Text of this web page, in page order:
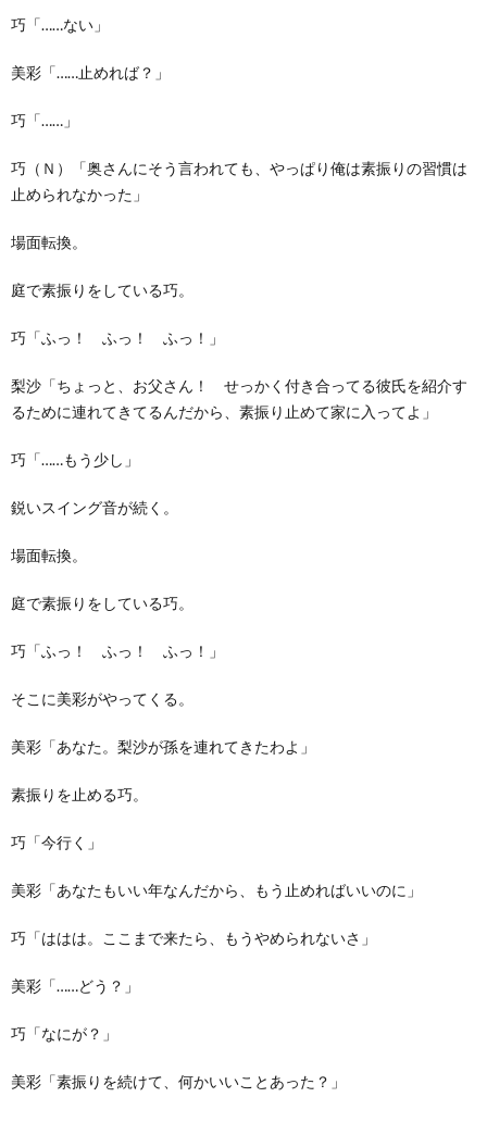
巧「……ない」
美彩「……止めれば？」
巧「……」
巧（Ｎ）「奥さんにそう言われても、やっぱり俺は素振りの習慣は
止められなかった」
場面転換。
庭で素振りをしている巧。
巧「ふっ！ ふっ！ ふっ！」
梨沙「ちょっと、お父さん！ せっかく付き合ってる彼氏を紹介す
るために連れてきてるんだから、素振り止めて家に入ってよ」
巧「……もう少し」
鋭いスイング音が続く。
場面転換。
庭で素振りをしている巧。
巧「ふっ！ ふっ！ ふっ！」
そこに美彩がやってくる。
美彩「あなた。梨沙が孫を連れてきたわよ」
素振りを止める巧。
巧「今行く」
美彩「あなたもいい年なんだから、もう止めればいいのに」
巧「ははは。ここまで来たら、もうやめられないさ」
美彩「……どう？」
巧「なにが？」
美彩「素振りを続けて、何かいいことあった？」